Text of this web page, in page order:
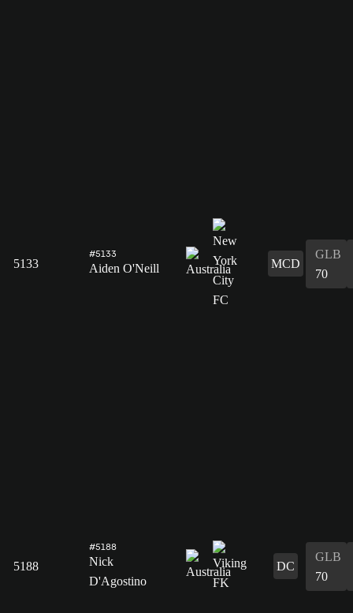
5133
#5133
Aiden O'Neill MCD
GLB
70
5188
#5188
Nick
D'Agostino
DC
GLB
70